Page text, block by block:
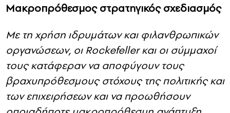
Μακροπρόθεσμος στρατηγικός σχεδιασμός
Με τη χρήση ιδρυμάτων και φιλανθρωπικών
οργανώσεων, οι Rockefeller και οι σύμμαχοί
τους κατάφεραν να αποφύγουν τους
βραχυπρόθεσμους στόχους της πολιτικής και
των επιχειρήσεων και να προωθήσουν